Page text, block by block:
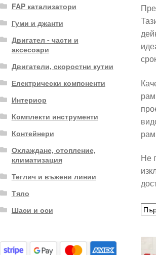
Не
FAP катализатори
Гуми и джанти
Двигател - части и
аксесоари
Двигатели, скоростни кутии
Електрически компоненти
Интериор
Комплекти инструменти
Контейнери
Охлаждане, отопление,
климатизация
Теглич и въжени линии
Тяло
Шаси и оси